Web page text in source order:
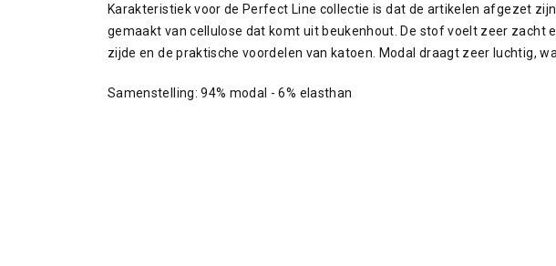
Karakteristiek voor de Perfect Line collectie is dat de artikelen afgezet
gemaakt van cellulose dat komt uit beukenhout. De stof voelt zeer
zijde en de praktische voordelen van katoen. Modal draagt zeer luchtig,
Samenstelling: 94% modal - 6% elasthan